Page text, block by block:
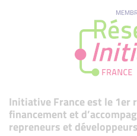
Initiative France est le 1er
financement et
repreneurs et